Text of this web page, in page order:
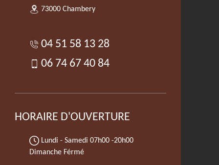
73000 Chambery
04 51 58 13 28
06 74 67 40 84
HORAIRE D'OUVERTURE
Lundi - Samedi 07h00 -20h00
Dimanche Férmé